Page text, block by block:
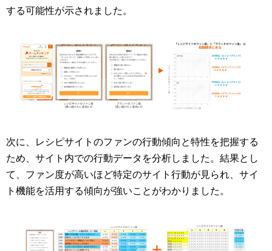
する可能性が示されました。
次に、レシピサイトのファンの行動傾向と特性を把握する
ため、サイト内での行動データを分析しました。結果とし
て、ファン度が高いほど特定のサイト行動が見られ、サイ
ト機能を活用する傾向が強いことがわかりました。